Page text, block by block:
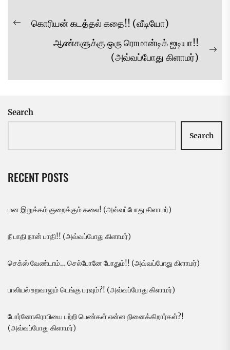
Post
navigation
Previous
கொரியன் கடத்தல் கதை!! (வீடியோ)
ஆண்களுக்கு ஒரு ரொமான்டிக் ஐடியா!!
(அவ்வப்போது கிளாமர்)
Search
Search
RECENT POSTS
மன இறுக்கம் குறைக்கும் கலை! (அவ்வப்போது கிளாமர்)
நீ பாதி நான் பாதி!! (அவ்வப்போது கிளாமர்)
செக்ஸ் வேண்டாம்… செல்போனே போதும்!! (அவ்வப்போது கிளாமர்)
பாலியல் உறவாலும் டெங்கு பரவும்?! (அவ்வப்போது கிளாமர்)
போர்னோகிராபியை பற்றி பெண்கள் என்ன நினைக்கிறார்கள்?!
(அவ்வப்போது கிளாமர்)